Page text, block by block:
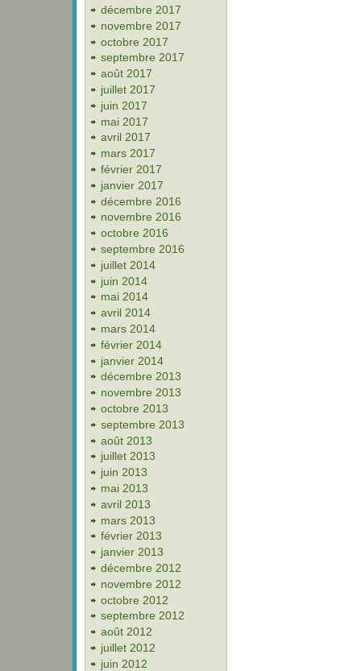
décembre 2017
novembre 2017
octobre 2017
septembre 2017
août 2017
juillet 2017
juin 2017
mai 2017
avril 2017
mars 2017
février 2017
janvier 2017
décembre 2016
novembre 2016
octobre 2016
septembre 2016
juillet 2014
juin 2014
mai 2014
avril 2014
mars 2014
février 2014
janvier 2014
décembre 2013
novembre 2013
octobre 2013
septembre 2013
août 2013
juillet 2013
juin 2013
mai 2013
avril 2013
mars 2013
février 2013
janvier 2013
décembre 2012
novembre 2012
octobre 2012
septembre 2012
août 2012
juillet 2012
juin 2012